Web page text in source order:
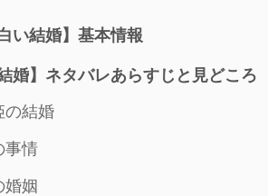
い結婚】基本情報
婚】ネタバレあらすじと見どころ
の結婚
事情
婚姻